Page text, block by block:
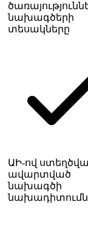
նախագծերի
տեսակները
ԱԻ-ով
ավարտված
նախագծի